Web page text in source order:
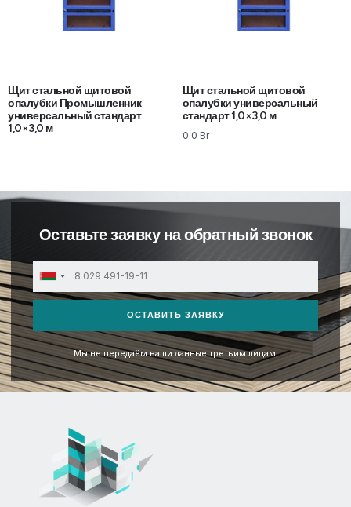
Щит стальной щитовой
опалубки Промышленник
универсальный стандарт
1,0×3,0 м
Щит стальной щитовой
опалубки универсальный
стандарт 1,0×3,0 м
0.0 Br
Оставьте заявку на обратный звонок
Belarus
+375
ОСТАВИТЬ ЗАЯВКУ
Мы не передаём ваши данные третьим лицам.